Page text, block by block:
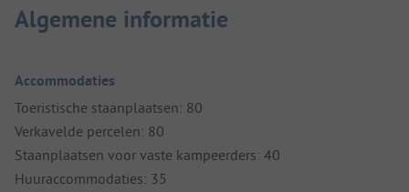
Algemene informatie
Accommodaties
Toeristische staanplaatsen: 80
Verkavelde percelen: 80
Staanplaatsen voor vaste kampeerders: 40
Huuraccommodaties: 35